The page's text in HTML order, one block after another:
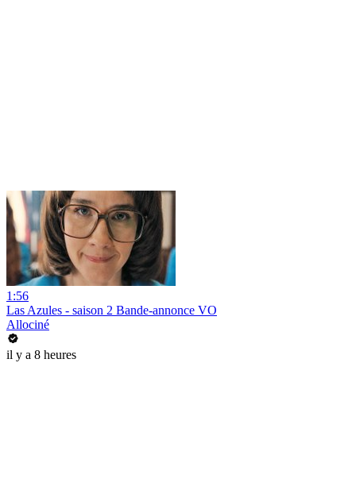
1:56
Las Azules - saison 2 Bande-annonce VO
Allociné
il y a 8 heures